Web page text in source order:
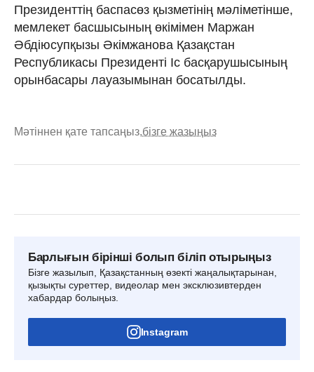
Президенттің баспасөз қызметінің мәліметінше,
мемлекет басшысының өкімімен Маржан
Әбдіюсупқызы Әкімжанова Қазақстан
Республикасы Президенті Іс басқарушысының
орынбасары лауазымынан босатылды.
Мәтіннен қате тапсаңыз,бізге жазыңыз
Барлығын бірінші болып біліп отырыңыз
Бізге жазылып, Қазақстанның өзекті жаңалықтарынан,
қызықты суреттер, видеолар мен эксклюзивтерден
хабардар болыңыз.
Instagram